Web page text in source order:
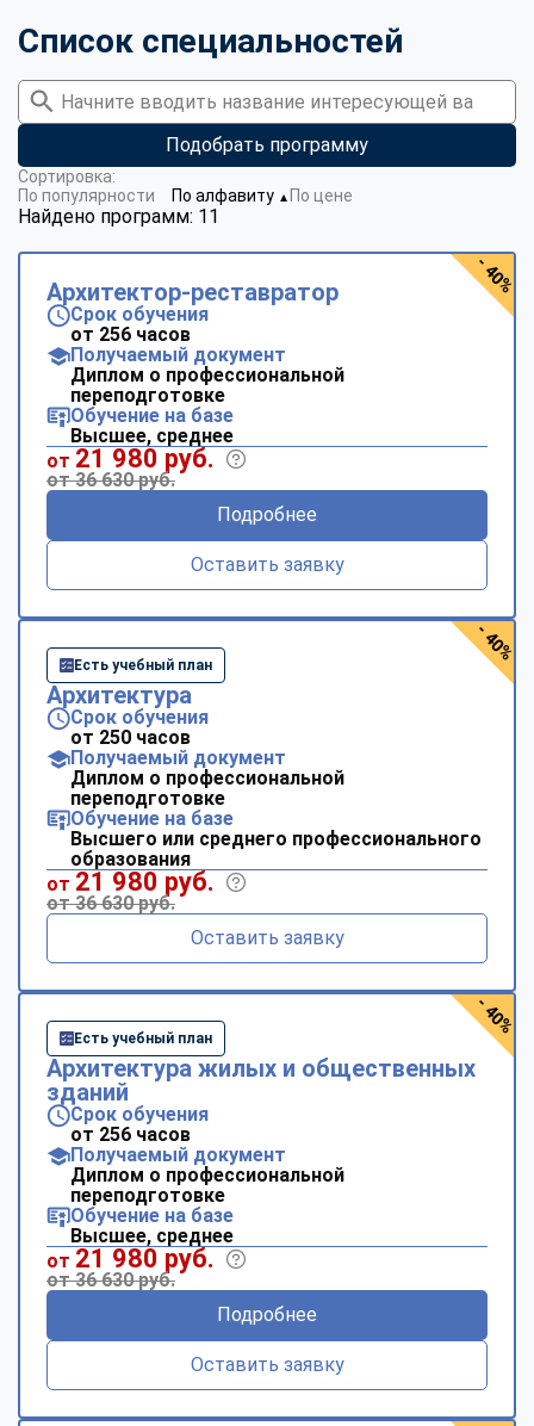
Список специальностей
Подобрать программу
Найдено программ: 11
Сортировка:
По популярности
По алфавиту ▼ По цене
Архитектор-реставратор
Срок обучения
от 256 часов
Получаемый документ
Диплом о профессиональной
переподготовке
Обучение на базе
Высшее, среднее
от 21 980 руб.
от 36 630 руб.
Подробнее
Оставить заявку
- 40%
Есть учебный план
Архитектура
Срок обучения
от 250 часов
Получаемый документ
Диплом о профессиональной
переподготовке
Обучение на базе
Высшего или среднего профессионального
образования
от 21 980 руб.
от 36 630 руб.
Оставить заявку
- 40%
Есть учебный план
Архитектура жилых и общественных
зданий
Срок обучения
от 256 часов
Получаемый документ
Диплом о профессиональной
переподготовке
Обучение на базе
Высшее, среднее
от 21 980 руб.
от 36 630 руб.
Подробнее
Оставить заявку
- 40%